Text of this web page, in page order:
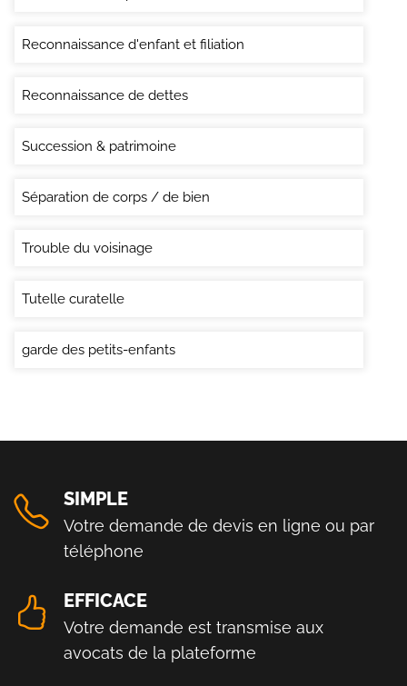
Reconnaissance d'enfant et filiation
Reconnaissance de dettes
Succession & patrimoine
Séparation de corps / de bien
Trouble du voisinage
Tutelle curatelle
garde des petits-enfants
SIMPLE
Votre demande de devis en ligne ou par
téléphone
EFFICACE
Votre demande est transmise aux
avocats de la plateforme